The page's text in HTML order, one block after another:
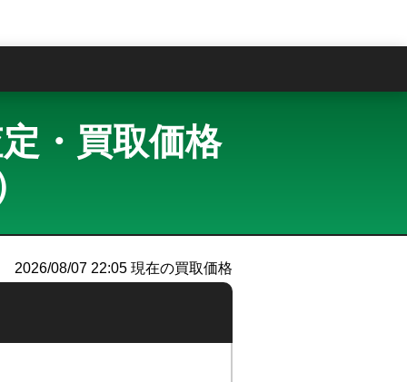
・買取価格
2026/08/07 22:05 現在の買取価格